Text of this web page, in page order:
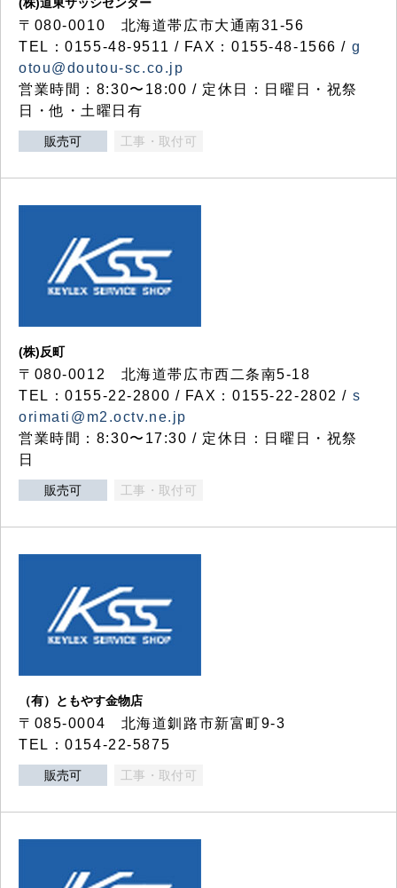
〒080-0010 北海道帯広市大通南31-56
TEL：0155-48-9511 / FAX：0155-48-1566 / g
otou@doutou-sc.co.jp
営業時間：8:30〜18:00 / 定休日：日曜日・祝祭
日・他・土曜日有
販売可 工事・取付可
(株)反町
〒080-0012 北海道帯広市西二条南5-18
TEL：0155-22-2800 / FAX：0155-22-2802 / s
orimati@m2.octv.ne.jp
営業時間：8:30〜17:30 / 定休日：日曜日・祝祭
日
販売可 工事・取付可
（有）ともやす金物店
〒085-0004 北海道釧路市新富町9-3
TEL：0154-22-5875
販売可 工事・取付可